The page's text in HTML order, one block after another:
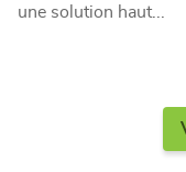
une solution haut...